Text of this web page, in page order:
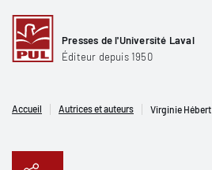
Presses de l'Université Laval
Éditeur depuis 1950
Accueil Autrices et auteurs Virginie Hébert